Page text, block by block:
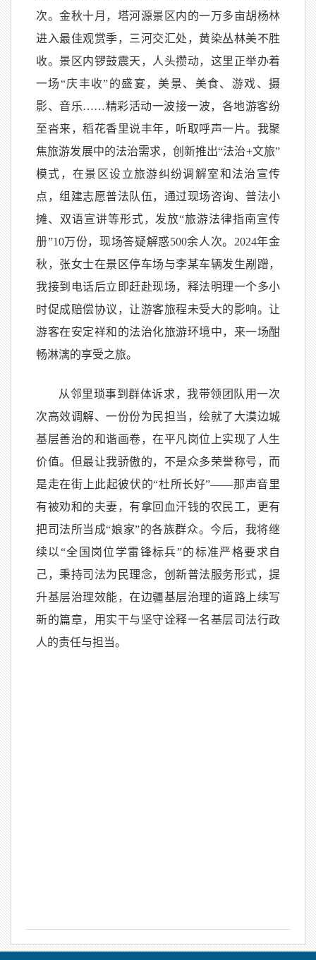
次。 金秋十月，塔河源景区内的一万多亩胡杨林
进入最佳观赏季，三河交汇处，黄染丛林美不胜
收。景区内锣鼓震天，人头攒动，这里正举办着
一场“庆丰收”的盛宴，美景、美食、游戏、摄
影、音乐……精彩活动一波接一波，各地游客纷
至沓来，稻花香里说丰年，听取呼声一片。 我聚
焦旅游发展中的法治需求，创新推出“法治+文旅”
模式，在景区设立旅游纠纷调解室和法治宣传
点，组建志愿普法队伍，通过现场咨询、普法小
摊、双语宣讲等形式，发放“旅游法律指南宣传
册”10万份，现场答疑解惑500余人次。 2024年金
秋，张女士在景区停车场与李某车辆发生剐蹭，
我接到电话后立即赶赴现场，释法明理一个多小
时促成赔偿协议，让游客旅程未受大的影响。 让
游客在安定祥和的法治化旅游环境中，来一场酣
畅淋漓的享受之旅。
从邻里琐事到群体诉求，我带领团队用一次
次高效调解、一份份为民担当，绘就了大漠边城
基层善治的和谐画卷，在平凡岗位上实现了人生
价值。但最让我骄傲的，不是众多荣誉称号，而
是走在街上此起彼伏的“杜所长好”——那声音里
有被劝和的夫妻，有拿回血汗钱的农民工，更有
把司法所当成“娘家”的各族群众。今后，我将继
续以“全国岗位学雷锋标兵”的标准严格要求自
己，秉持司法为民理念，创新普法服务形式，提
升基层治理效能，在边疆基层治理的道路上续写
新的篇章，用实干与坚守诠释一名基层司法行政
人的责任与担当。